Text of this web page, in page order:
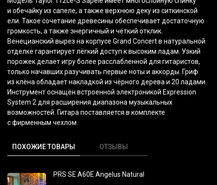
и обечайку из сапеле, а также верхнюю деку из ситкинской
ели. Такое сочетание древесины обеспечивает достаточную
громкость, а также энергичный и чёткий отклик.
Венецианский вырез на корпусе Grand Concertв натуральной
отделке гарантирует лёгкий доступ к высоким ладам. Узкий
порожек делает игру более расслабленной для гитаристов,
только начавших разучивать первые ноты и аккорды. Гриф
из клёна обладает накладкой из чёрного дерева и 20 ладами.
Инструмент оснащён встроенной электроникой Expression
System 2 для расширения диапазона музыкальных
возможностей. Гитара поставляется в комплекте
с фирменным чехлом.
ПОХОЖИЕ ТОВАРЫ ОТЗЫВЫ
PRS SE A60E Angelus Natural